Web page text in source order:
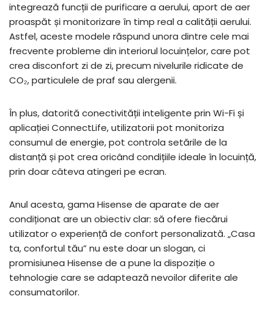
integrează funcții de purificare a aerului, aport de aer
proaspăt și monitorizare în timp real a calității aerului.
Astfel, aceste modele răspund unora dintre cele mai
frecvente probleme din interiorul locuințelor, care pot
crea disconfort zi de zi, precum nivelurile ridicate de
CO₂, particulele de praf sau alergenii.
În plus, datorită conectivității inteligente prin Wi-Fi și
aplicației ConnectLife, utilizatorii pot monitoriza
consumul de energie, pot controla setările de la
distanță și pot crea oricând condițiile ideale în locuință,
prin doar câteva atingeri pe ecran.
Anul acesta, gama Hisense de aparate de aer
condiționat are un obiectiv clar: să ofere fiecărui
utilizator o experiență de confort personalizată. „Casa
ta, confortul tău” nu este doar un slogan, ci
promisiunea Hisense de a pune la dispoziție o
tehnologie care se adaptează nevoilor diferite ale
consumatorilor.